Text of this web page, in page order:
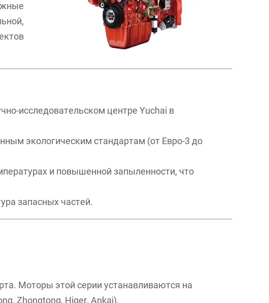
исследовательском центре Yuchai в
экологическим стандартам (от Евро-3 до
и повышенной запыленности, что
запасных частей.
Моторы этой серии устанавливаются на
Zhongtong, Higer, Ankai).